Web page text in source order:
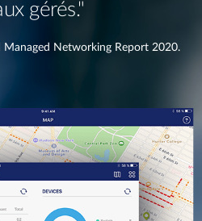
gérés."
Networking Report 2020.